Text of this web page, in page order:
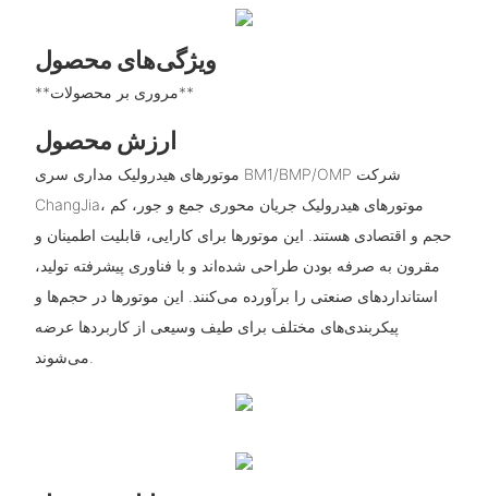
ویژگی‌های محصول
**مروری بر محصولات**
ارزش محصول
موتورهای هیدرولیک مداری سری BM1/BMP/OMP شرکت
ChangJia، موتورهای هیدرولیک جریان محوری جمع و جور، کم
حجم و اقتصادی هستند. این موتورها برای کارایی، قابلیت اطمینان و
مقرون به صرفه بودن طراحی شده‌اند و با فناوری پیشرفته تولید،
استانداردهای صنعتی را برآورده می‌کنند. این موتورها در حجم‌ها و
پیکربندی‌های مختلف برای طیف وسیعی از کاربردها عرضه